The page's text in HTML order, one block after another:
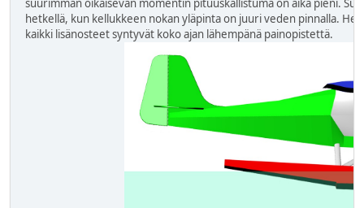
suurimman oikaisevan momentin pituuskallistuma on aika pieni.
hetkellä, kun kellukkeen nokan yläpinta on juuri veden pinnalla.
kaikki lisänosteet syntyvät koko ajan lähempänä painopistettä.